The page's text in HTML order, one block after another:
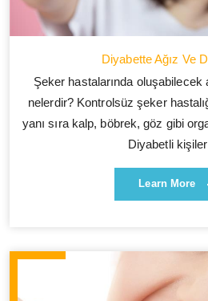
Diyabette Ağız Ve
Şeker hastalarında oluşabilecek
nelerdir? Kontrolsüz şeker
yanı sıra kalp, böbrek, göz gibi
Diyabetli
Learn More